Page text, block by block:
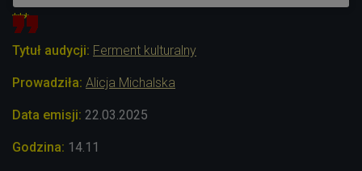
***
Tytuł audycji: Ferment kulturalny
Prowadziła: Alicja Michalska
Data emisji: 22.03.2025
Godzina: 14.11